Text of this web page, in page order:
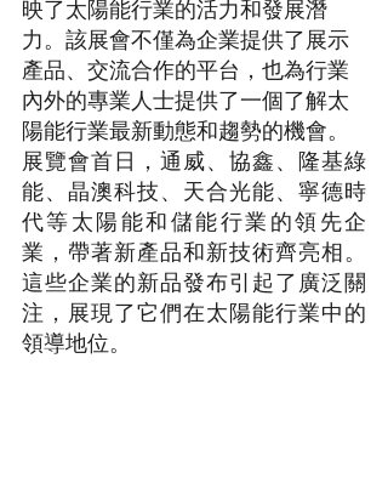
映了太陽能行業的活力和發展潛
力。該展會不僅為企業提供了展示
產品、交流合作的平台，也為行業
內外的專業人士提供了一個了解太
陽能行業最新動態和趨勢的機會。
展覽會首日，通威、協鑫、隆基綠
能、晶澳科技、天合光能、寧德時
代等太陽能和儲能行業的領先企
業，帶著新產品和新技術齊亮相。
這些企業的新品發布引起了廣泛關
注，展現了它們在太陽能行業中的
領導地位。